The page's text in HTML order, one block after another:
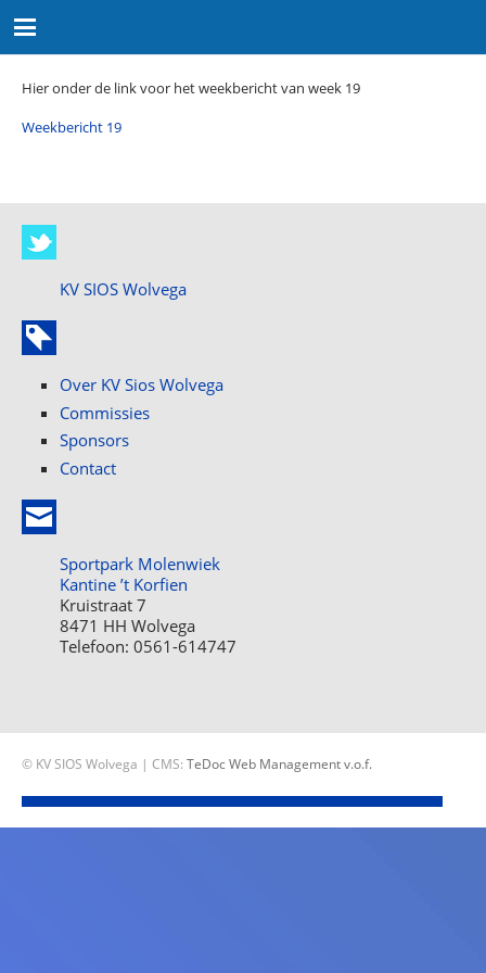
Hier onder de link voor het weekbericht van week 19
Weekbericht 19
KV SIOS Wolvega
Over KV Sios Wolvega
Commissies
Sponsors
Contact
Sportpark Molenwiek
Kantine ’t Korfien
Kruistraat 7
8471 HH Wolvega
Telefoon: 0561-614747
© KV SIOS Wolvega | CMS: TeDoc Web Management v.o.f.